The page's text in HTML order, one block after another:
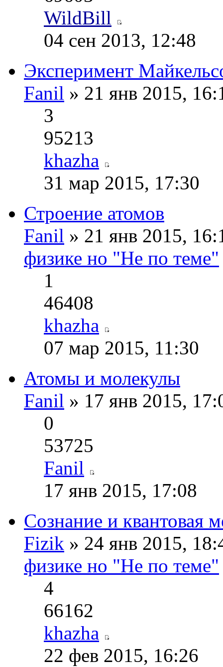
WildBill
04 сен 2013, 12:48
Эксперимент
Fanil » 21 янв 2015,
3
95213
khazha
31 мар 2015, 17:30
Строение атомов
Fanil » 21 янв 2015,
физике но "Не по теме"
1
46408
khazha
07 мар 2015, 11:30
Атомы и молекулы
Fanil » 17 янв 2015,
0
53725
Fanil
17 янв 2015, 17:08
Сознание и квантовая
Fizik » 24 янв 2015,
физике но "Не по теме"
4
66162
khazha
22 фев 2015, 16:26